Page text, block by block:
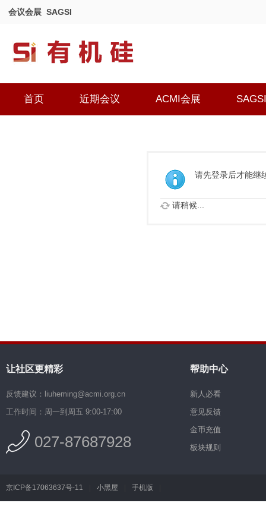
会议会展 SAGSI
首页 近期会议 ACMI会展 SAGSI
请先登录后才能继
请稍候...
让社区更精彩
反馈建议：liuheming@acmi.org.cn
工作时间：周一到周五 9:00-17:00
027-87687928
帮助中心
新人必看
意见反馈
金币充值
板块规则
京ICP备17063637号-11 小黑屋 手机版